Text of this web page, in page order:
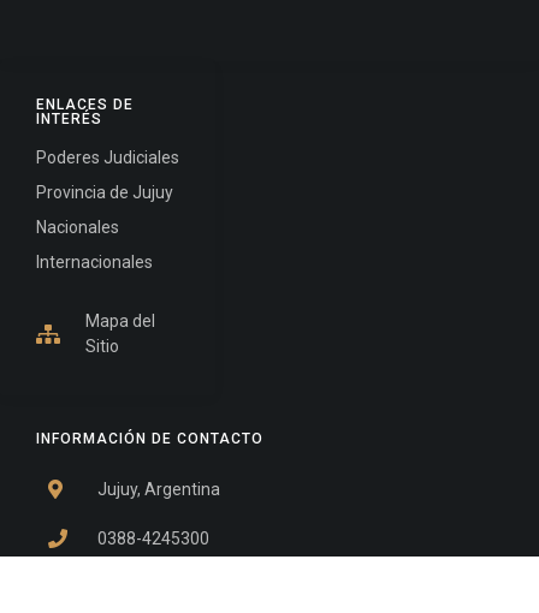
INFORMACIÓN DE CONTACTO
Jujuy, Argentina
0388-4245300
ENLACES DE
INTERÉS
Poderes Judiciales
Provincia de Jujuy
Nacionales
Internacionales
Mapa del
Sitio